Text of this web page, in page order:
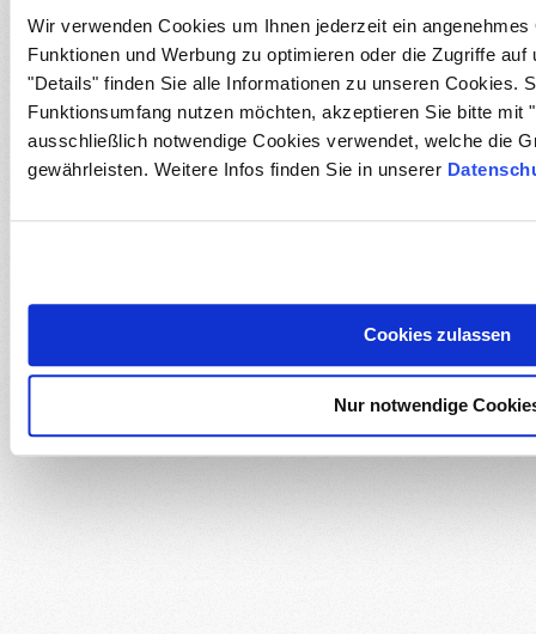
Wir verwenden Cookies um Ihnen jederzeit ein
Funktionen und Werbung zu optimieren oder die Zugriffe
"Details" finden Sie alle Informationen zu unseren Cookies.
Funktionsumfang nutzen möchten, akzeptieren Sie bitte mit
ausschließlich notwendige Cookies verwendet, welche die
gewährleisten. Weitere Infos finden Sie in unserer
Cookies zulassen
Nur notwendige